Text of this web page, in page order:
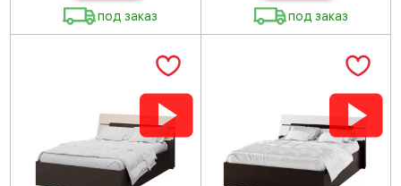
под заказ под заказ